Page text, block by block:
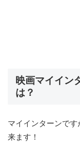
映画マイイン
は？
マイインターンです
来ます！